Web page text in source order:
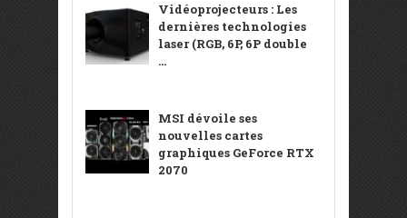
Vidéoprojecteurs : Les
dernières technologies
laser (RGB, 6P, 6P double
...
MSI dévoile ses
nouvelles cartes
graphiques GeForce RTX
2070